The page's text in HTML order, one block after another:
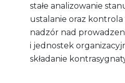
stałe analizowanie
ustalanie oraz
nadzór nad
i jednostek
składanie